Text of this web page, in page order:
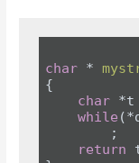
char *
{
char *t
while
        ;
return